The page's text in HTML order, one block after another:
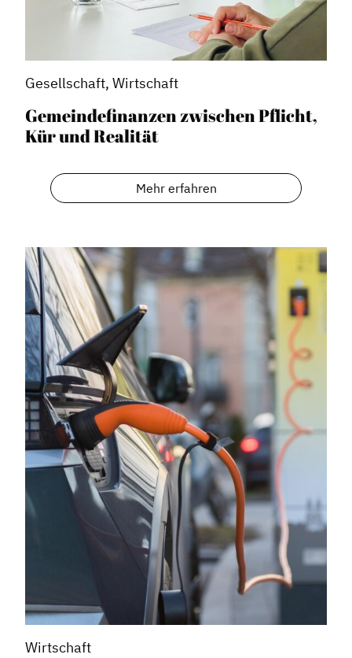
Gesellschaft, Wirtschaft
Gemeindefinanzen zwischen Pflicht,
Kür und Realität
Mehr erfahren
Wirtschaft